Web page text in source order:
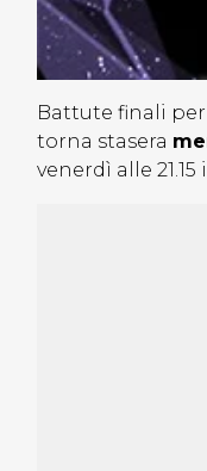
Battute finali per
torna stasera
venerdì alle